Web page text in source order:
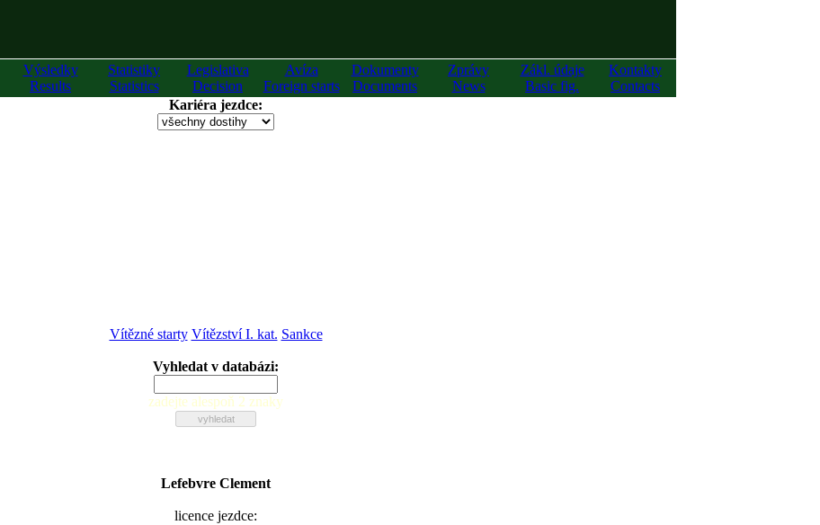
Výsledky
Results
Statistiky
Statistics
Legislativa
Decision
Avíza
Foreign starts
Dokumenty
Documents
Zprávy
News
Zákl. údaje
Basic fig.
Kontakty
Contacts
Kariéra jezdce:
Vítězné starty Vítězství I. kat. Sankce
Vyhledat v databázi:
zadejte alespoň 2 znaky
Lefebvre Clement
licence jezdce: